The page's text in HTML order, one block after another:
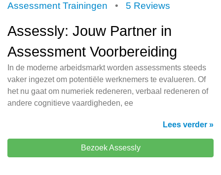
Assessment Trainingen • 5 Reviews
Assessly: Jouw Partner in
Assessment Voorbereiding
In de moderne arbeidsmarkt worden assessments steeds
vaker ingezet om potentiële werknemers te evalueren. Of
het nu gaat om numeriek redeneren, verbaal redeneren of
andere cognitieve vaardigheden, ee
Lees verder »
Bezoek Assessly